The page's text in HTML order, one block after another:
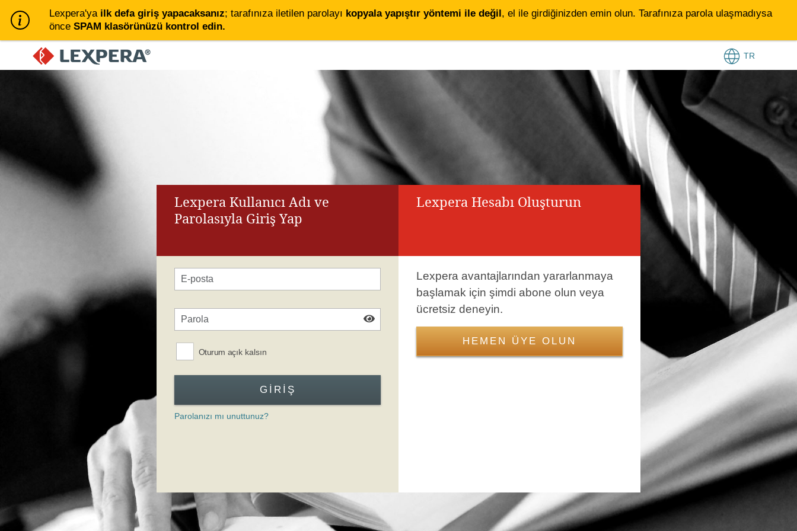
Lexpera'ya ilk defa giriş yapacaksanız; tarafınıza iletilen parolayı kopyala yapıştır yöntemi ile değil, el ile girdiğinizden emin olun. Tarafınıza parola ulaşmadıysa
önce SPAM klasörünüzü kontrol edin.
TR
Giriş Formuna Atla
Lexpera Kullanıcı Adı ve
Parolasıyla Giriş Yap
Oturum açık kalsın
GIRIŞ
Parolanızı mı unuttunuz?
Lexpera Hesabı Oluşturun
Lexpera avantajlarından yararlanmaya
başlamak için şimdi abone olun veya
ücretsiz deneyin.
HEMEN ÜYE OLUN